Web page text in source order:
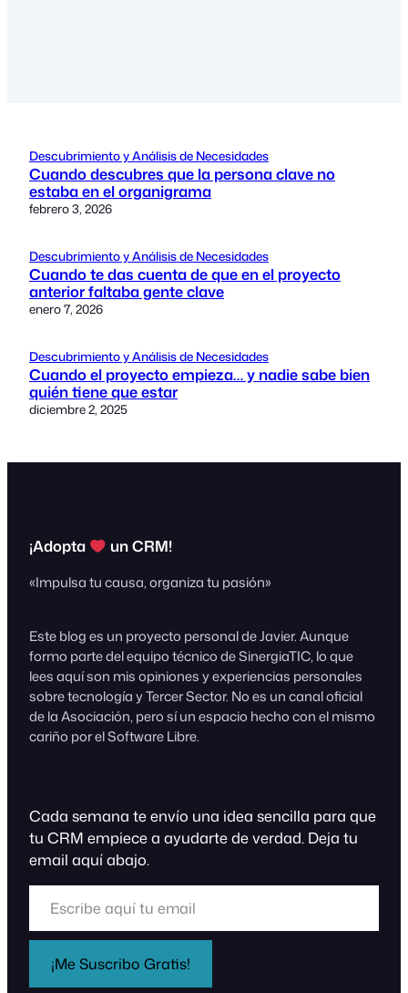
Descubrimiento y Análisis de Necesidades
Cuando descubres que la persona clave no
estaba en el organigrama
febrero 3, 2026
Descubrimiento y Análisis de Necesidades
Cuando te das cuenta de que en el proyecto
anterior faltaba gente clave
enero 7, 2026
Descubrimiento y Análisis de Necesidades
Cuando el proyecto empieza… y nadie sabe bien
quién tiene que estar
diciembre 2, 2025
¡Adopta un CRM!
«Impulsa tu causa, organiza tu pasión»
Este blog es un proyecto personal de Javier. Aunque
formo parte del equipo técnico de SinergiaTIC, lo que
lees aquí son mis opiniones y experiencias personales
sobre tecnología y Tercer Sector. No es un canal oficial
de la Asociación, pero sí un espacio hecho con el mismo
cariño por el Software Libre.
Cada semana te envío una idea sencilla para que
tu CRM empiece a ayudarte de verdad. Deja tu
email aquí abajo.
Escribe aquí tu email
¡Me Suscribo Gratis!